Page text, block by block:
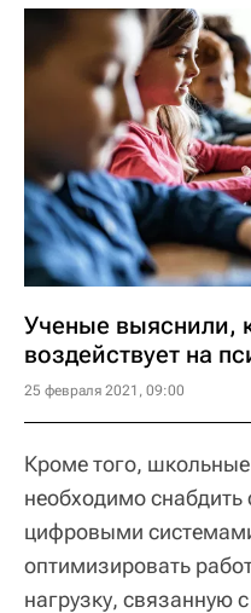
Ученые выяснили,
воздействует на
25 февраля 2021, 09:00
Кроме того,
необходимо
цифровыми
оптимизировать
нагрузку, связанную